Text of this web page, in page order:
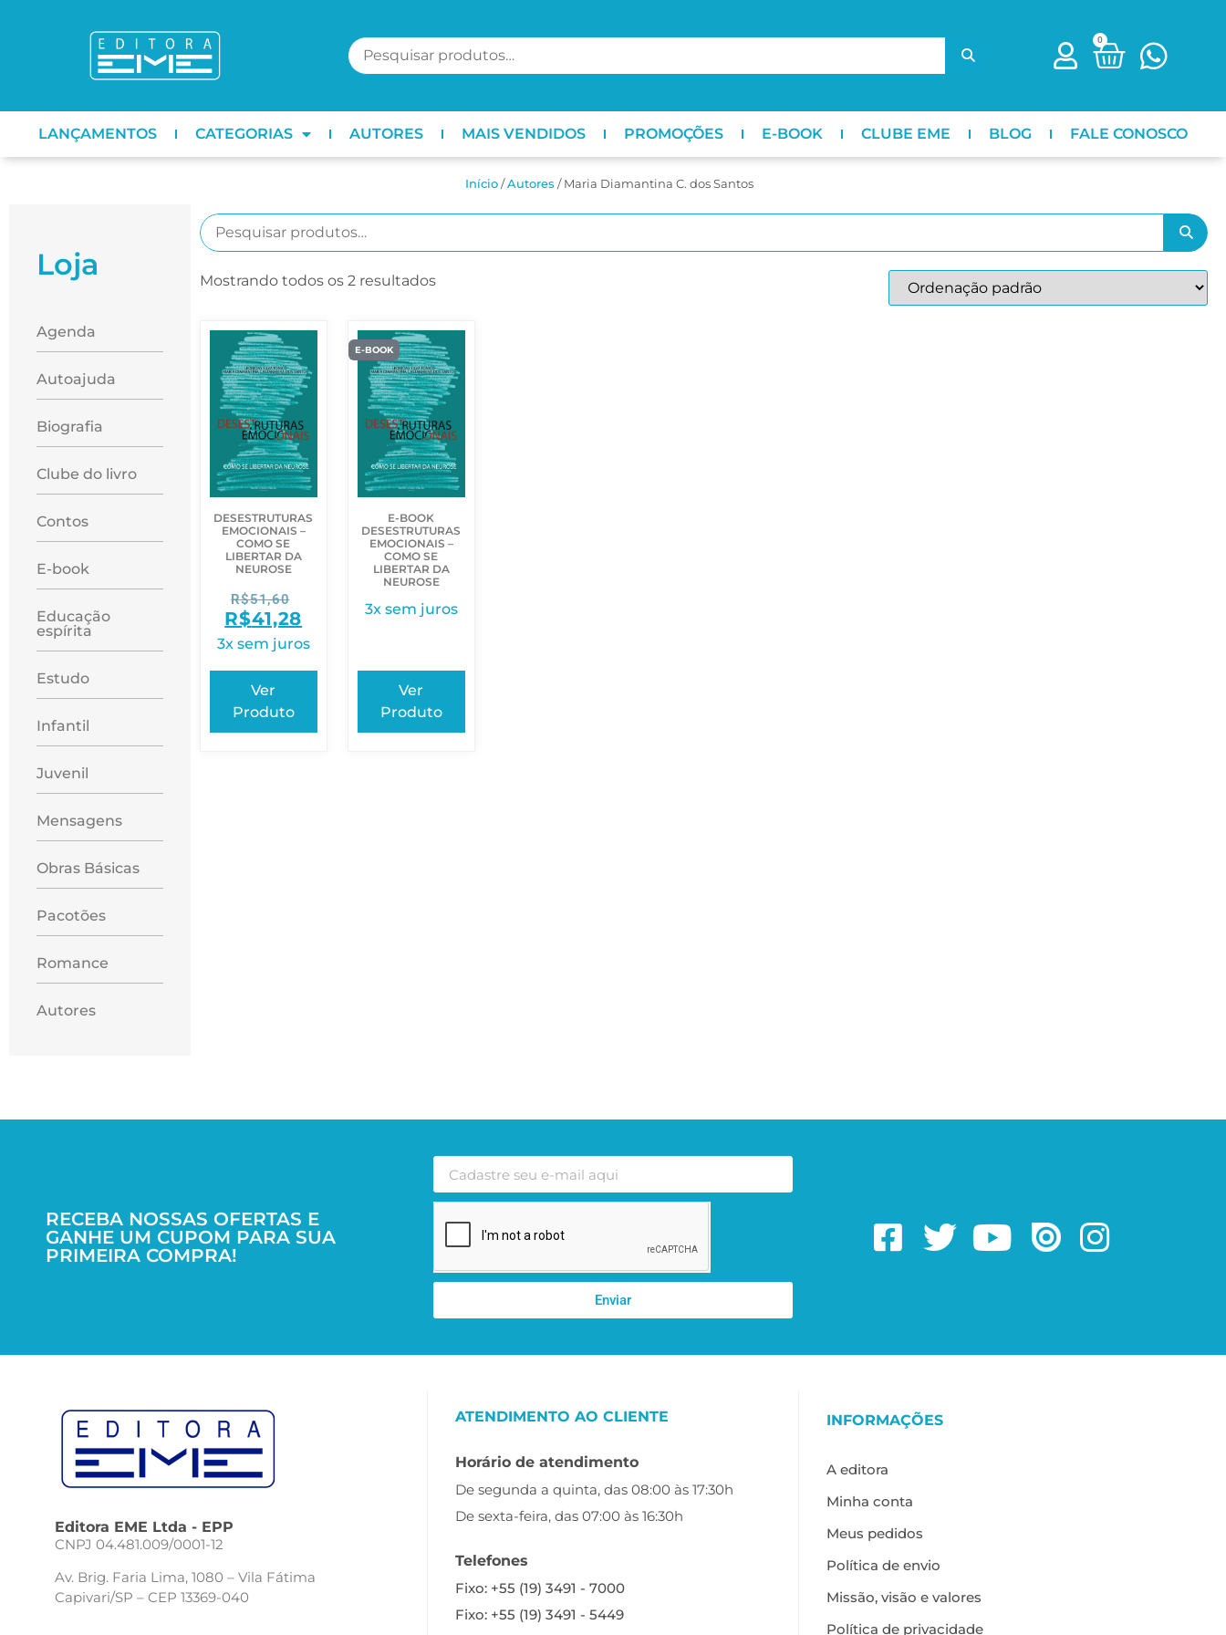
0
LANÇAMENTOS CATEGORIAS AUTORES MAIS VENDIDOS PROMOÇÕES E-BOOK CLUBE EME BLOG FALE CONOSCO
Início/ㅤAutores / Maria Diamantina C. dos Santos
Loja
Agenda
Autoajuda
Biografia
Clube do livro
Contos
E-book
Educação
espírita
Estudo
Infantil
Juvenil
Mensagens
Obras Básicas
Pacotões
Romance
Autores
Mostrando todos os 2 resultados
DESESTRUTURAS
EMOCIONAIS –
COMO SE
LIBERTAR DA
NEUROSE
R$51,60
R$41,28
3x sem juros
Ver
Produto
E-BOOK
E-BOOK
DESESTRUTURAS
EMOCIONAIS –
COMO SE
LIBERTAR DA
NEUROSE
3x sem juros
Ver
Produto
RECEBA NOSSAS OFERTAS E
GANHE UM CUPOM PARA SUA
PRIMEIRA COMPRA!
Enviar
Editora EME Ltda - EPP
CNPJ 04.481.009/0001-12
Av. Brig. Faria Lima, 1080 – Vila Fátima
Capivari/SP – CEP 13369-040
ATENDIMENTO AO CLIENTE
Horário de atendimento
De segunda a quinta, das 08:00 às 17:30h
De sexta-feira, das 07:00 às 16:30h
Telefones
Fixo: +55 (19) 3491 - 7000
Fixo: +55 (19) 3491 - 5449
INFORMAÇÕES
A editora
Minha conta
Meus pedidos
Política de envio
Missão, visão e valores
Política de privacidade